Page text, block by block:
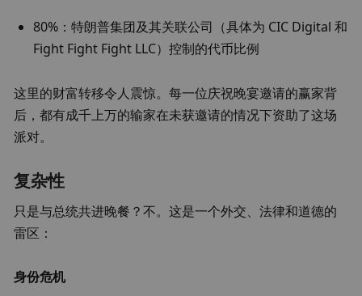
80%：特朗普集团及其关联公司（具体为 CIC Digital 和
Fight Fight Fight LLC）控制的代币比例
这里的财富转移令人震惊。每一位庆祝晚宴邀请的赢家背
后，都有成千上万的输家在未获邀请的情况下资助了这场
派对。
复杂性
只是与总统共进晚餐？不。这是一个外交、法律和道德的
雷区：
身份危机